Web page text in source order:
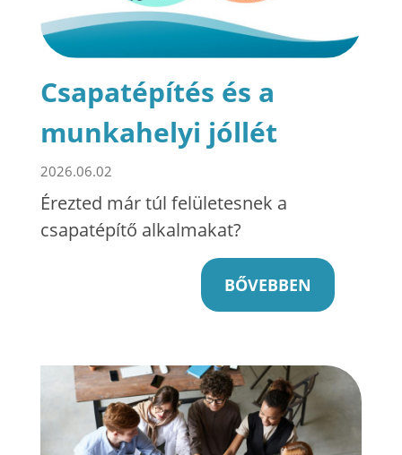
Csapatépítés és a
munkahelyi jóllét
2026.06.02
Érezted már túl felületesnek a
csapatépítő alkalmakat?
BŐVEBBEN